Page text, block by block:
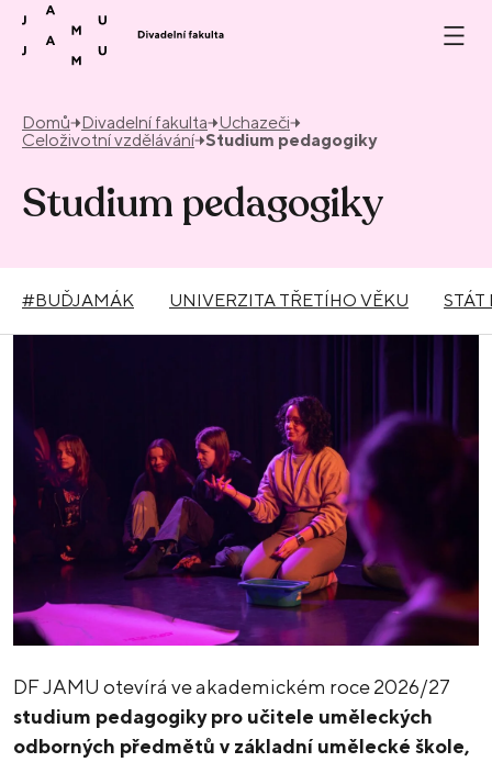
Přeskočit na obsah
Domů Divadelní fakulta
Uchazeči
Celoživotní vzdělávání Studium pedagogiky
Studium pedagogiky
#BUĎJAMÁK UNIVERZITA TŘETÍHO VĚKU
DF JAMU otevírá ve akademickém roce 2026/27
studium pedagogiky pro učitele uměleckých
odborných předmětů v základní umělecké škole,